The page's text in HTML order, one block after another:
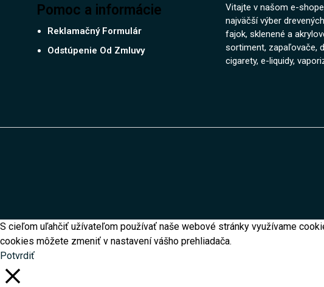
Pomoc a informácie
Reklamačný Formulár
Odstúpenie Od Zmluvy
Vitajte v našom e-
najväčší výber
fajok, sklenené a
sortiment, zapaľovače,
cigarety, e-liquidy,
S cieľom uľahčiť užívateľom používať naše webové stránky využívame
cookies môžete zmeniť v nastavení vášho prehliadača.
Potvrdiť